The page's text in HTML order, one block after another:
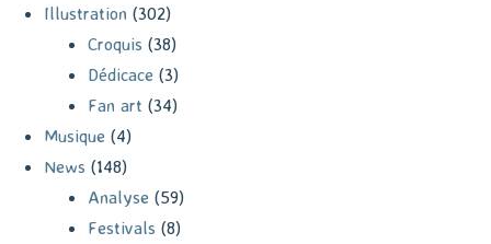
Illustration (302)
Croquis (38)
Dédicace (3)
Fan art (34)
Musique (4)
News (148)
Analyse (59)
Festivals (8)